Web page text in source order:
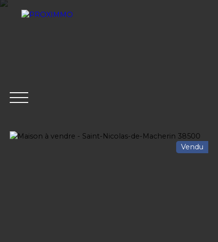
GESTION
Vendu